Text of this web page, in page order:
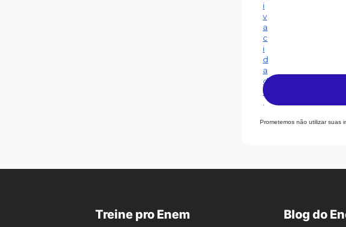
i
v
a
c
i
d
a
d
e
Prometemos não utilizar suas
Treine pro Enem Blog do